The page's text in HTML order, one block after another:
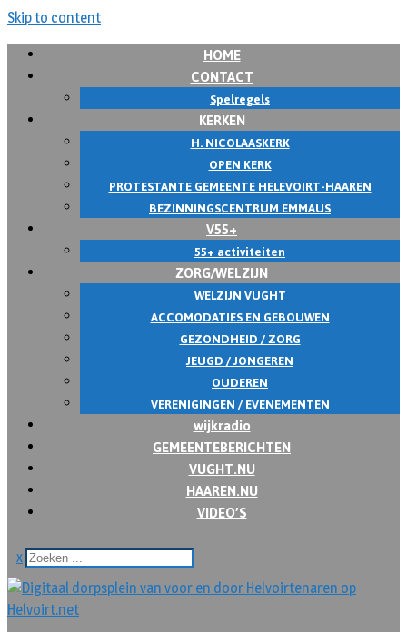
Skip to content
HOME
CONTACT
Spelregels
KERKEN
H. NICOLAASKERK
OPEN KERK
PROTESTANTE GEMEENTE HELEVOIRT-HAAREN
BEZINNINGSCENTRUM EMMAUS
V55+
55+ activiteiten
ZORG/WELZIJN
WELZIJN VUGHT
ACCOMODATIES EN GEBOUWEN
GEZONDHEID / ZORG
JEUGD / JONGEREN
OUDEREN
VERENIGINGEN / EVENEMENTEN
wijkradio
GEMEENTEBERICHTEN
VUGHT.NU
HAAREN.NU
VIDEO’S
x